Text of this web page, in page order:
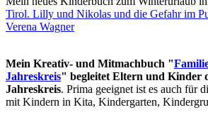
Tirol. Lilly und Nikolas und die Gefahr im
Verena Wagner
Mein Kreativ- und Mitmachbuch "
Jahreskreis" begleitet Eltern und Kinder
Jahreskreis. Prima geeignet ist es auch für
mit Kindern in Kita, Kindergarten,